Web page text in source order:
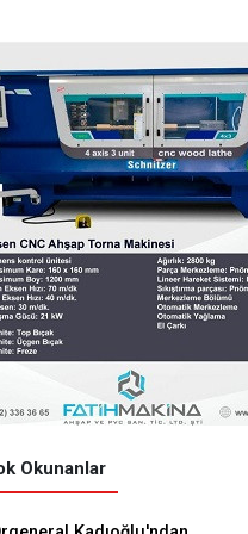
BAŞVURULAR 3
AĞUSTOS'TA
Okunanlar